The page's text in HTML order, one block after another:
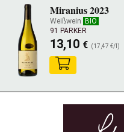
Miranius 2023
Weißwein BIO
91 PARKER
13,10 € (17,47 €/l)